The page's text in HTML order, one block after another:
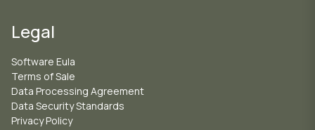
Legal
Software Eula
Terms of Sale
Data Processing Agreement
Data Security Standards
Privacy Policy